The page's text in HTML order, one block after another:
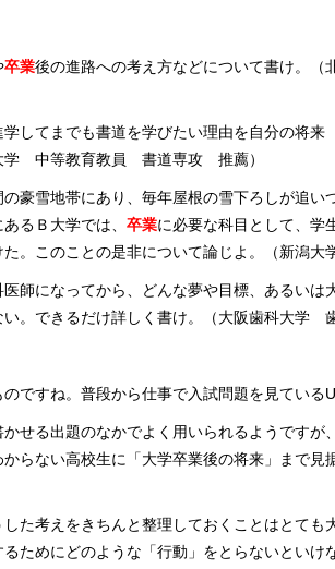
卒業後の進路への考え方などについて書け。
してまでも書道を学びたい理由を自分の将来
学 中等教育教員 書道専攻 推薦）
豪雪地帯にあり、毎年屋根の雪下ろしが追い
るＢ大学では、 卒業に必要な科目として、学
た。このことの是非について論じよ。（新潟
師になってから、どんな夢や目標、あるいは
い。できるだけ詳しく書け。（大阪歯科大学
ですね。普段から仕事で入試問題を見ているU
せる出題のなかでよく用いられるようですが
らない高校生に「大学卒業後の将来」まで見
た考えをきちんと整理しておくことはとても
ためにどのような「行動」をとらないといけ